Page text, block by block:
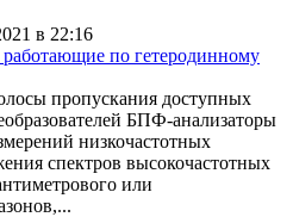
в 22:16
по гетеродинному
пропускания доступных
БПФ-анализаторы
низкочастотных
спектров высокочастотных
или